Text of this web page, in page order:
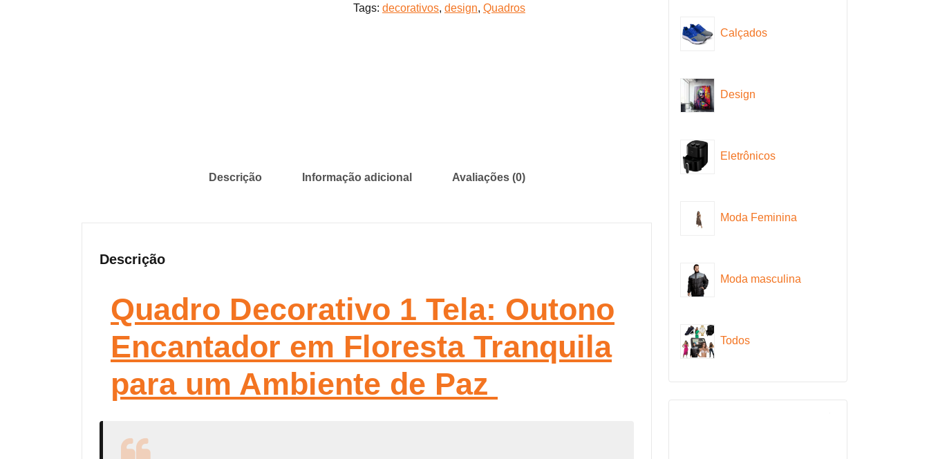
Tags: decorativos, design, Quadros
Descrição Informação adicional Avaliações (0)
Descrição
Quadro Decorativo 1 Tela: Outono
Encantador em Floresta Tranquila
para um Ambiente de Paz
Calçados
Design
Eletrônicos
Moda Feminina
Moda masculina
Todos